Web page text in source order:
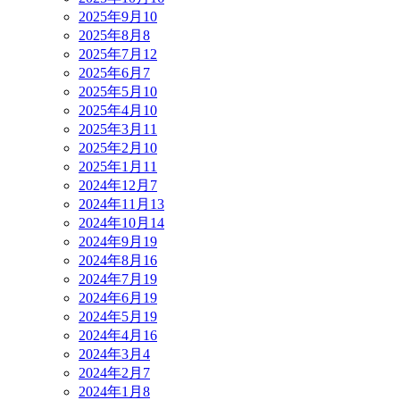
2025年9月 10
2025年8月 8
2025年7月 12
2025年6月 7
2025年5月 10
2025年4月 10
2025年3月 11
2025年2月 10
2025年1月 11
2024年12月 7
2024年11月 13
2024年10月 14
2024年9月 19
2024年8月 16
2024年7月 19
2024年6月 19
2024年5月 19
2024年4月 16
2024年3月 4
2024年2月 7
2024年1月 8